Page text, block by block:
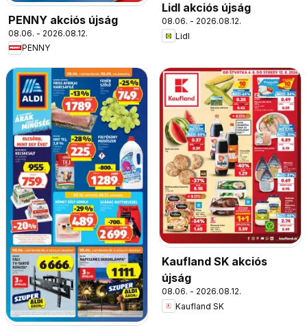
PENNY akciós újság
08.06. - 2026.08.12.
PENNY
Lidl akciós újság
08.06. - 2026.08.12.
Lidl
Kaufland SK akciós
újság
08.06. - 2026.08.12.
Kaufland SK